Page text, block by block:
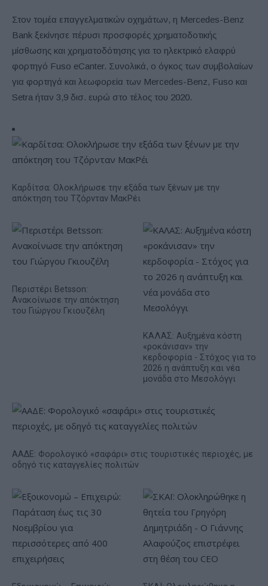
Στον τομέα επαγγελματικών οχημάτων, η Mercedes-Benz
Bank ξεκίνησε πέρυσι προσφορές χρηματοδοτικής
μίσθωσης και χρηματοδότησης για το ηλεκτρικό ελαφρύ
φορτηγό Fuso eCanter. Συνολικά, ο όγκος των συμβολαίων
για φορτηγά και λεωφορεία των Mercedes-Benz, Fuso και
Setra ήταν 3,9 δισ. ευρώ στο τέλος του 2020.
Καρδίτσα: Ολοκλήρωσε την εξάδα των ξένων με την
απόκτηση του Τζόρνταν ΜακΡέι
Περιστέρι Betsson:
Ανακοίνωσε την απόκτηση
του Γιώργου Γκιουζέλη
ΚΑΛΑΣ: Αυξημένα κόστη
«ροκάνισαν» την
κερδοφορία - Στόχος για το
2026 η ανάπτυξη και νέα
μονάδα στο Μεσολόγγι
ΑΑΔΕ: Φορολογικό «σαφάρι» στις τουριστικές περιοχές, με
οδηγό τις καταγγελίες πολιτών